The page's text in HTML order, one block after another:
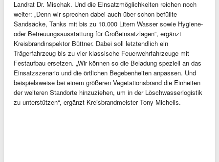
Landrat Dr. Mischak. Und die Einsatzmöglichkeiten reichen noch
weiter: „Denn wir sprechen dabei auch über schon befüllte
Sandsäcke, Tanks mit bis zu 10.000 Litern Wasser sowie Hygiene-
oder Betreuungsausstattung für Großeinsatzlagen“, ergänzt
Kreisbrandinspektor Büttner. Dabei soll letztendlich ein
Trägerfahrzeug bis zu vier klassische Feuerwehrfahrzeuge mit
Festaufbau ersetzen. „Wir können so die Beladung speziell an das
Einsatzszenario und die örtlichen Begebenheiten anpassen. Und
beispielsweise bei einem größeren Vegetationsbrand die Einheiten
der weiteren Standorte hinzuziehen, um in der Löschwasserlogistik
zu unterstützen“, ergänzt Kreisbrandmeister Tony Michelis.